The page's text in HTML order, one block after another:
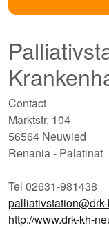
Contact
Marktstr. 104
56564 Neuwied
Renania - Palatinat
Tel 02631-981438
http://www.drk-kh-